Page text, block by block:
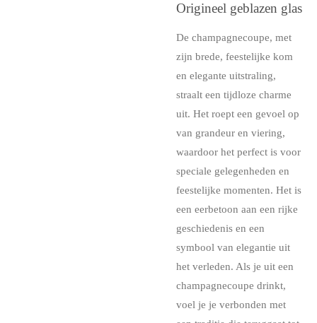
Origineel geblazen glas
De champagnecoupe, met
zijn brede, feestelijke kom
en elegante uitstraling,
straalt een tijdloze charme
uit. Het roept een gevoel op
van grandeur en viering,
waardoor het perfect is voor
speciale gelegenheden en
feestelijke momenten. Het is
een eerbetoon aan een rijke
geschiedenis en een
symbool van elegantie uit
het verleden. Als je uit een
champagnecoupe drinkt,
voel je je verbonden met